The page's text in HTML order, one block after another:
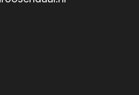
(ongelijke delen)